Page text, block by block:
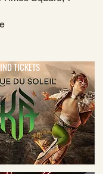
TICKETS